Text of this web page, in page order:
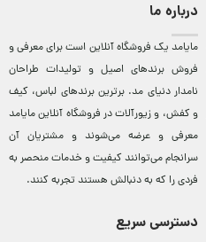
درباره ما
مایامد يک فروشگاه آنلاين است برای معرفی و
فروش برندهای اصيل و توليدات طراحان
نامدار دنيای مد. برترين‌ برندهای لباس، کيف
و کفش، و زيورآلات در فروشگاه آنلاين مایامد
معرفی و عرضه می‌شوند و مشتريان آن
سرانجام می‌توانند کيفيت و خدمات منحصر به
فردی را که به دنبالش هستند تجربه کنند.
دسترسی سریع